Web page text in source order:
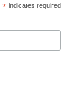
*indicates required